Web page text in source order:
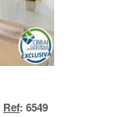
Ref: 6549